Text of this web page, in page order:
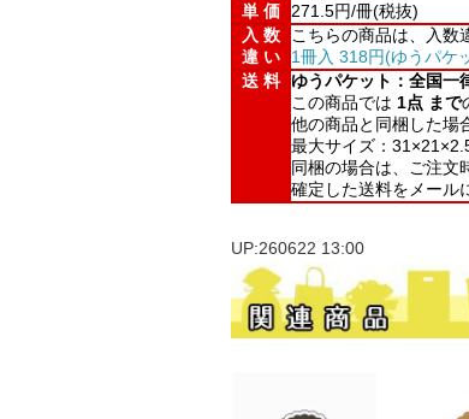
単 価
271.5円/冊(税抜)
入 数
違 い
こちらの商品は、入数
1冊入 318円(ゆうパケ
送 料
ゆうパケット：全国一
この商品では 1点 まで
他の商品と同梱した場
最大サイズ：
同梱の場合は、ご注文
確定した送料をメール
UP:260622 13:00